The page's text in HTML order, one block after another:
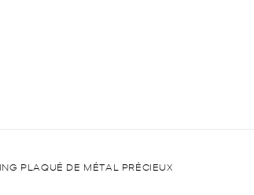
PLAQUÉ DE MÉTAL PRÉCIEUX